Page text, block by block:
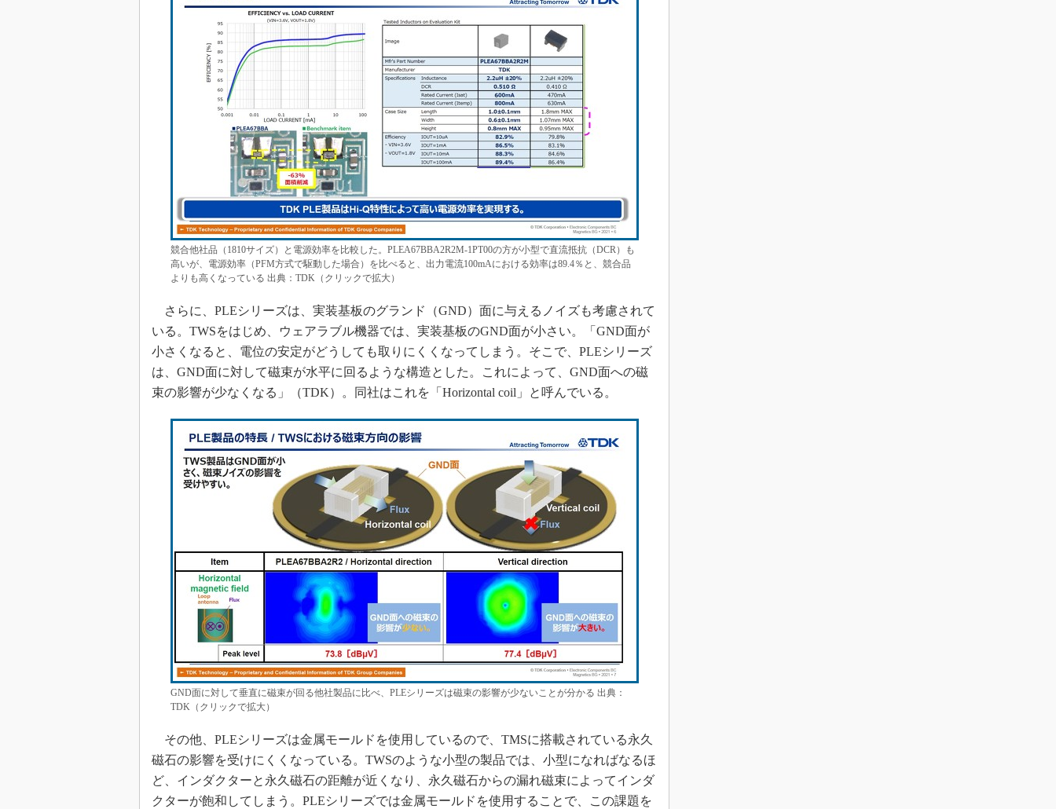
競合他社品（1810サイズ）と電源効率を比較した。PLEA67BBA2R2M-1PT00の方が小型で直流抵抗（DCR）も
高いが、電源効率（PFM方式で駆動した場合）を比べると、出力電流100mAにおける効率は89.4％と、競合品
よりも高くなっている 出典：TDK（クリックで拡大）
さらに、PLEシリーズは、実装基板のグランド（GND）面に与えるノイズも考慮されて
いる。TWSをはじめ、ウェアラブル機器では、実装基板のGND面が小さい。「GND面が
小さくなると、電位の安定がどうしても取りにくくなってしまう。そこで、PLEシリーズ
は、GND面に対して磁束が水平に回るような構造とした。これによって、GND面への磁
束の影響が少なくなる」（TDK）。同社はこれを「Horizontal coil」と呼んでいる。
GND面に対して垂直に磁束が回る他社製品に比べ、PLEシリーズは磁束の影響が少ないことが分かる 出典：
TDK（クリックで拡大）
その他、PLEシリーズは金属モールドを使用しているので、TMSに搭載されている永久
磁石の影響を受けにくくなっている。TWSのような小型の製品では、小型になればなるほ
ど、インダクターと永久磁石の距離が近くなり、永久磁石からの漏れ磁束によってインダ
クターが飽和してしまう。PLEシリーズでは金属モールドを使用することで、この課題を